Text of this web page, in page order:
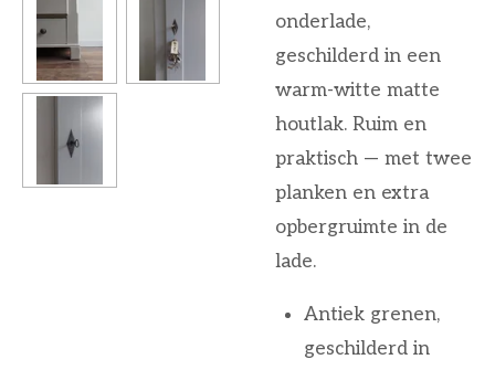
onderlade,
geschilderd in een
warm-witte matte
houtlak. Ruim en
praktisch — met twee
planken en extra
opbergruimte in de
lade.
Antiek grenen,
geschilderd in